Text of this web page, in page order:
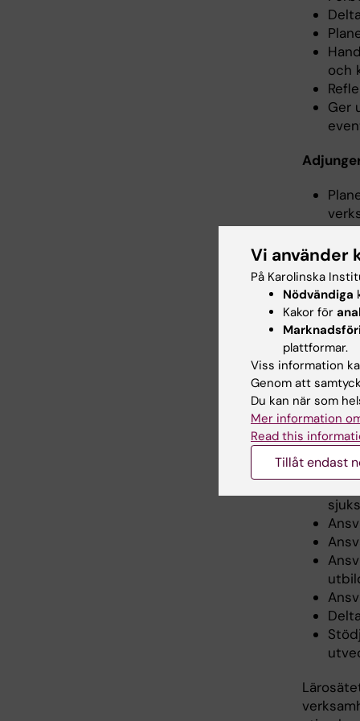
och
Ger
Vi använder
På Karolinska
Nödvändiga
Kakor för
plattformar.
Viss information
Genom att
Du kan när som
Mer information
Read this
Tillåt endast